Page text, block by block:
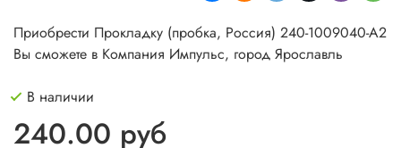
Приобрести Прокладку (пробка, Россия) 240-1009040-А2
Вы сможете в Компания Импульс, город Ярославль
В наличии
240.00 руб